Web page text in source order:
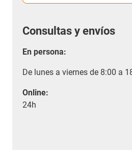
Consultas y envíos
En persona:
De lunes a viernes de 8:00 a
Online:
24h